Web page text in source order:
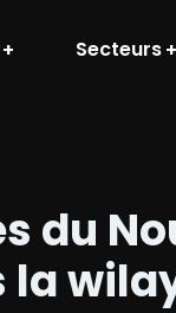
Secteurs
du
la